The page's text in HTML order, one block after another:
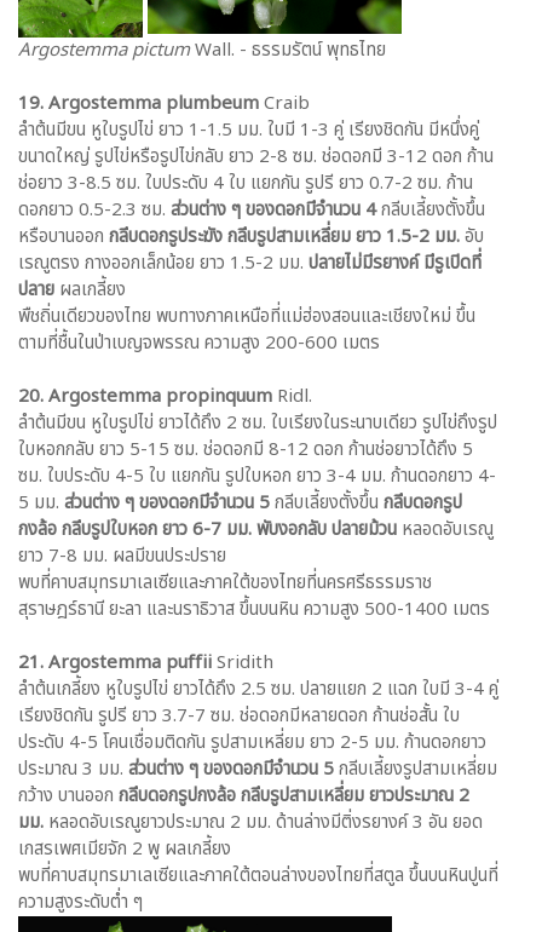
Argostemma pictumWall. - ธรรมรัตน์ พุทธไทย
19. Argostemma plumbeumCraib
ลำต้นมีขน หูใบรูปไข่ ยาว 1-1.5 มม. ใบมี 1-3 คู่ เรียงชิดกัน มีหนึ่งคู่
ขนาดใหญ่ รูปไข่หรือรูปไข่กลับ ยาว 2-8 ซม. ช่อดอกมี 3-12 ดอก ก้าน
ช่อยาว 3-8.5 ซม. ใบประดับ 4 ใบ แยกกัน รูปรี ยาว 0.7-2 ซม. ก้าน
ดอกยาว 0.5-2.3 ซม. ส่วนต่าง ๆ ของดอกมีจำนวน 4กลีบเลี้ยงตั้งขึ้น
หรือบานออก กลีบดอกรูประฆัง กลีบรูปสามเหลี่ยม ยาว 1.5-2 มม.อับ
เรณูตรง กางออกเล็กน้อย ยาว 1.5-2 มม. ปลายไม่มีรยางค์ มีรูเปิดที่
ปลาย ผลเกลี้ยง
พืชถิ่นเดียวของไทย พบทางภาคเหนือที่แม่ฮ่องสอนและเชียงใหม่ ขึ้น
ตามที่ชื้นในป่าเบญจพรรณ ความสูง 200-600 เมตร
20. Argostemma propinquum Ridl.
ลำต้นมีขน หูใบรูปไข่ ยาวได้ถึง 2 ซม. ใบเรียงในระนาบเดียว รูปไข่ถึงรูป
ใบหอกกลับ ยาว 5-15 ซม. ช่อดอกมี 8-12 ดอก ก้านช่อยาวได้ถึง 5
ซม. ใบประดับ 4-5 ใบ แยกกัน รูปใบหอก ยาว 3-4 มม. ก้านดอกยาว 4-
5 มม. ส่วนต่าง ๆ ของดอกมีจำนวน 5กลีบเลี้ยงตั้งขึ้น กลีบดอกรูป
กงล้อ กลีบรูปใบหอก ยาว 6-7 มม. พับงอกลับ ปลายม้วน หลอดอับเรณู
ยาว 7-8 มม. ผลมีขนประปราย
พบที่คาบสมุทรมาเลเซียและภาคใต้ของไทยที่นครศรีธรรมราช
สุราษฎร์ธานี ยะลา และนราธิวาส ขึ้นบนหิน ความสูง 500-1400 เมตร
21. Argostemma puffiiSridith
ลำต้นเกลี้ยง หูใบรูปไข่ ยาวได้ถึง 2.5 ซม. ปลายแยก 2 แฉก ใบมี 3-4 คู่
เรียงชิดกัน รูปรี ยาว 3.7-7 ซม. ช่อดอกมีหลายดอก ก้านช่อสั้น ใบ
ประดับ 4-5 โคนเชื่อมติดกัน รูปสามเหลี่ยม ยาว 2-5 มม. ก้านดอกยาว
ประมาณ 3 มม. ส่วนต่าง ๆ ของดอกมีจำนวน 5กลีบเลี้ยงรูปสามเหลี่ยม
กว้าง บานออก กลีบดอกรูปกงล้อ กลีบรูปสามเหลี่ยม ยาวประมาณ 2
มม. หลอดอับเรณูยาวประมาณ 2 มม. ด้านล่างมีติ่งรยางค์ 3 อัน ยอด
เกสรเพศเมียจัก 2 พู ผลเกลี้ยง
พบที่คาบสมุทรมาเลเซียและภาคใต้ตอนล่างของไทยที่สตูล ขึ้นบนหินปูนที่
ความสูงระดับต่ำ ๆ